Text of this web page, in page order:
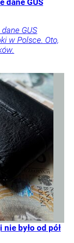
GUS
w Polsce. Oto,
było od pół